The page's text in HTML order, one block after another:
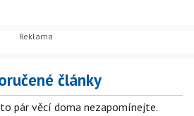
články
pár věcí doma nezapomínejte.